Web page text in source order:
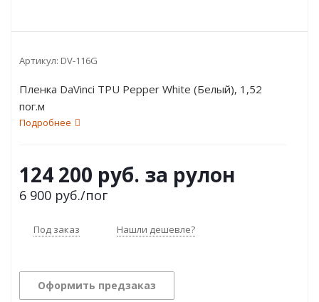
Артикул: DV-116G
Пленка DaVinci TPU Pepper White (Белый), 1,52
пог.м
Подробнее
124 200 руб. за рулон
6 900 руб./пог
Под заказ Нашли дешевле?
Оформить предзаказ